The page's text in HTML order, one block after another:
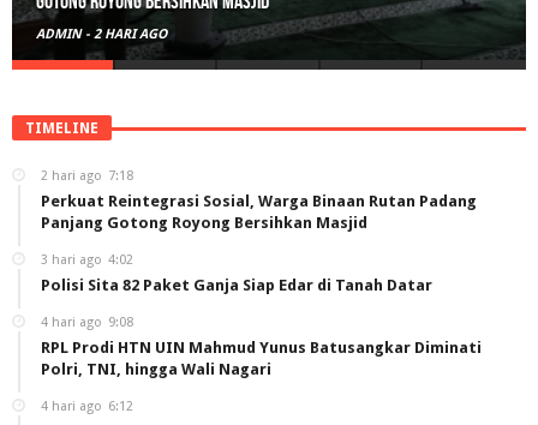
ADMIN - 3 HARI AGO
TIMELINE
2 hari ago 7:18
Perkuat Reintegrasi Sosial, Warga Binaan Rutan Padang
Panjang Gotong Royong Bersihkan Masjid
3 hari ago 4:02
Polisi Sita 82 Paket Ganja Siap Edar di Tanah Datar
4 hari ago 9:08
RPL Prodi HTN UIN Mahmud Yunus Batusangkar Diminati
Polri, TNI, hingga Wali Nagari
4 hari ago 6:12